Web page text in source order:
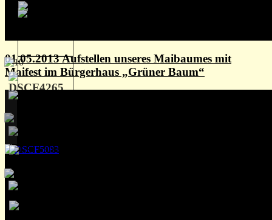
01.05.2013 Aufstellen unseres Maibaumes mit
Maifest im Bürgerhaus „Grüner Baum“